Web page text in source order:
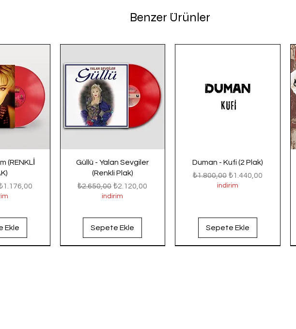
Benzer Ürünler
(RENKLİ
Fiyat
Ekle
Güllü - Yalan Sevgiler
(Renkli Plak)
Normal Fiyat
₺2.650,00 İndirimli Fiyat
₺2.120,00
indirim
Sepete Ekle
Duman - Kufi (2 Plak)
Normal Fiyat
₺1.800,00 İndirimli Fiyat
₺1.440,00
indirim
Sepete Ekle